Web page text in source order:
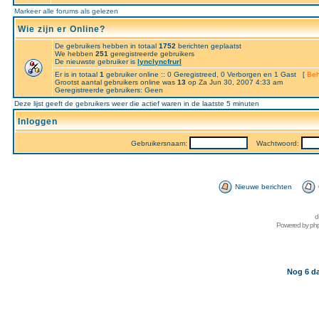
Markeer alle forums als gelezen
Wie zijn er Online?
De gebruikers hebben in totaal 1752 berichten geplaatst
We hebben 251 geregistreerde gebruikers
De nieuwste gebruiker is lynclyncfrurl
Er is in totaal 1 gebruiker online :: 0 Geregistreed, 0 Verborgen en 1 Gast [
Grootst aantal gebruikers online was 13 op Za Jun 30, 2007 4:33 am
Geregistreerde gebruikers: Geen
Deze lijst geeft de gebruikers weer die actief waren in de laatste 5 minuten
Inloggen
Gebruikersnaam: Wachtwoord:
Nieuwe berichten
Powered by
Nog 6